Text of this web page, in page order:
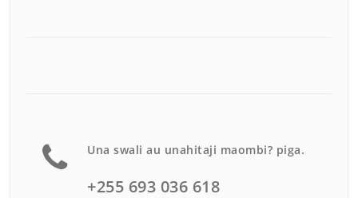
Una swali au unahitaji maombi? piga.
+255 693 036 618